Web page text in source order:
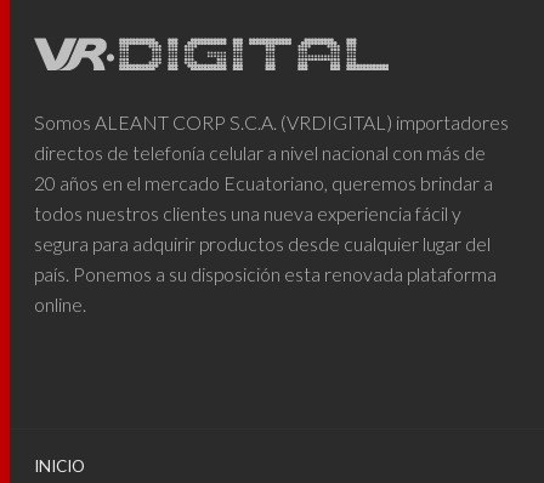
Somos ALEANT CORP S.C.A. (VRDIGITAL) importadores
directos de telefonía celular a nivel nacional con más de
20 años en el mercado Ecuatoriano, queremos brindar a
todos nuestros clientes una nueva experiencia fácil y
segura para adquirir productos desde cualquier lugar del
país. Ponemos a su disposición esta renovada plataforma
online.
INICIO